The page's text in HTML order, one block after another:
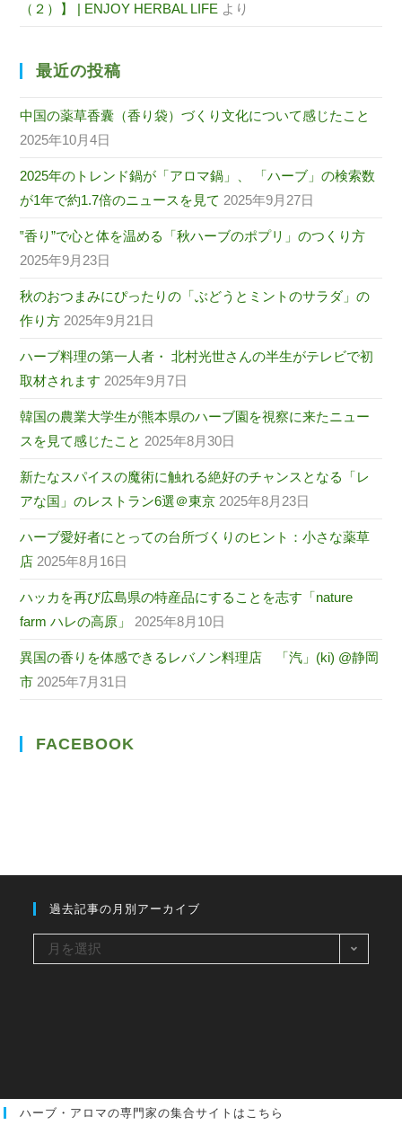
（２）】 | ENJOY HERBAL LIFE より
最近の投稿
中国の薬草香囊（香り袋）づくり文化について感じたこと
2025年10月4日
2025年のトレンド鍋が「アロマ鍋」、 「ハーブ」の検索数
が1年で約1.7倍のニュースを見て 2025年9月27日
‟香り”で心と体を温める「秋ハーブのポプリ」のつくり方
2025年9月23日
秋のおつまみにぴったりの「ぶどうとミントのサラダ」の
作り方 2025年9月21日
ハーブ料理の第一人者・ 北村光世さんの半生がテレビで初
取材されます 2025年9月7日
韓国の農業大学生が熊本県のハーブ園を視察に来たニュー
スを見て感じたこと 2025年8月30日
新たなスパイスの魔術に触れる絶好のチャンスとなる「レ
アな国」のレストラン6選＠東京 2025年8月23日
ハーブ愛好者にとっての台所づくりのヒント：小さな薬草
店 2025年8月16日
ハッカを再び広島県の特産品にすることを志す「nature
farm ハレの高原」
2025年8月10日
異国の香りを体感できるレバノン料理店 「汽」(ki) @静岡
市 2025年7月31日
FACEBOOK
過去記事の月別アーカイブ
去
ア
月を選択
ハーブ・アロマの専門家の集合サイトはこちら